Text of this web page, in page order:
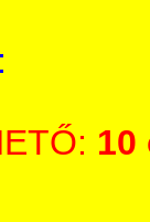
10